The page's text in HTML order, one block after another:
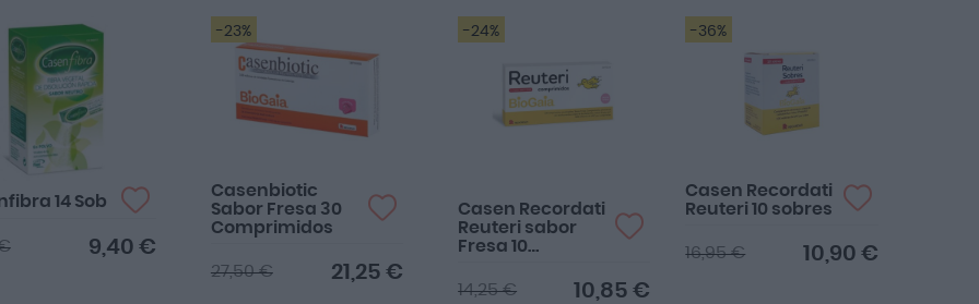
14 Sob
9,40 €
-23%
Casenbiotic
Sabor Fresa 30
Comprimidos
21,25 €
27,50 €
-24%
Bien
Casen Recordati
Reuteri sabor
Fresa 10
10,85 €
14,25 €
-36%
Casen Recordati
Reuteri 10 sobres
10,90 €
16,95 €